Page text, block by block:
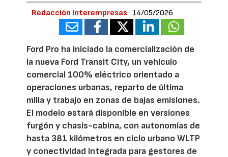
Redacción Interempresas 14/05/2026
Ford Pro ha iniciado la comercialización de
la nueva Ford Transit City, un vehículo
comercial 100% eléctrico orientado a
operaciones urbanas, reparto de última
milla y trabajo en zonas de bajas emisiones.
El modelo estará disponible en versiones
furgón y chasis-cabina, con autonomías de
hasta 381 kilómetros en ciclo urbano WLTP
y conectividad integrada para gestores de